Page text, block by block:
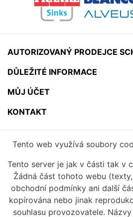
AUTORIZOVANÝ PRODEJCE
DŮLEŽITÉ INFORMACE
MŮJ ÚČET
KONTAKT
Tento web využívá soubory
Tento server je jak v části tak v
Žádná část tohoto webu
obchodní podmínky ani další
kopírována nebo jinak
souhlasu provozovatele.